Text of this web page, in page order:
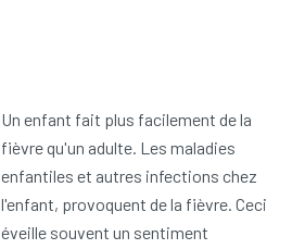
Un enfant fait plus facilement de la
fièvre qu'un adulte. Les maladies
enfantiles et autres infections chez
l'enfant, provoquent de la fièvre. Ceci
éveille souvent un sentiment